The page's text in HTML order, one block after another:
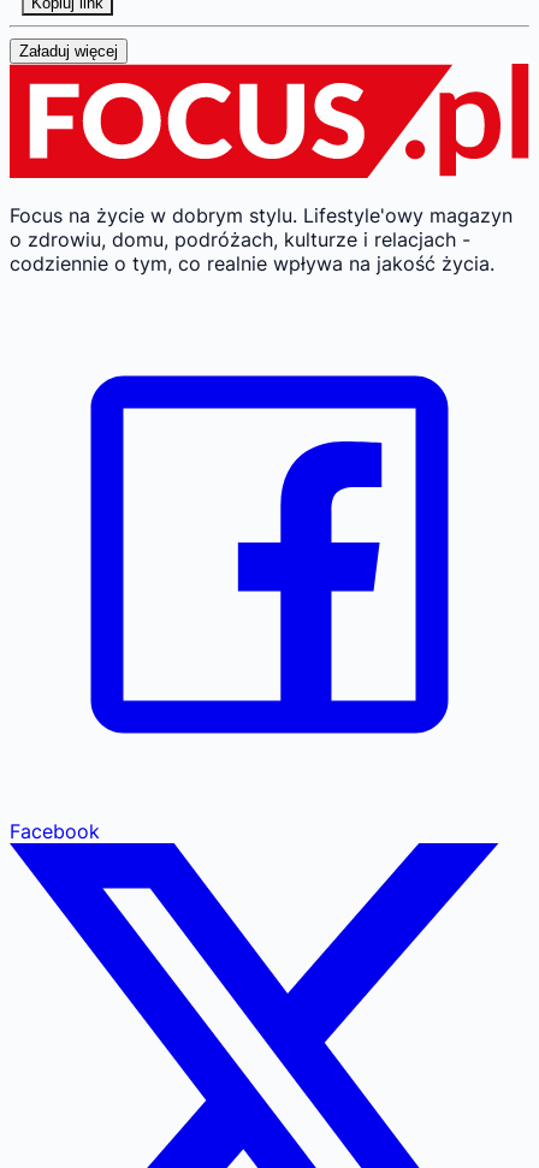
Załaduj więcej
Focus na życie w dobrym stylu. Lifestyle'owy magazyn
o zdrowiu, domu, podróżach, kulturze i relacjach -
codziennie o tym, co realnie wpływa na jakość życia.
Facebook